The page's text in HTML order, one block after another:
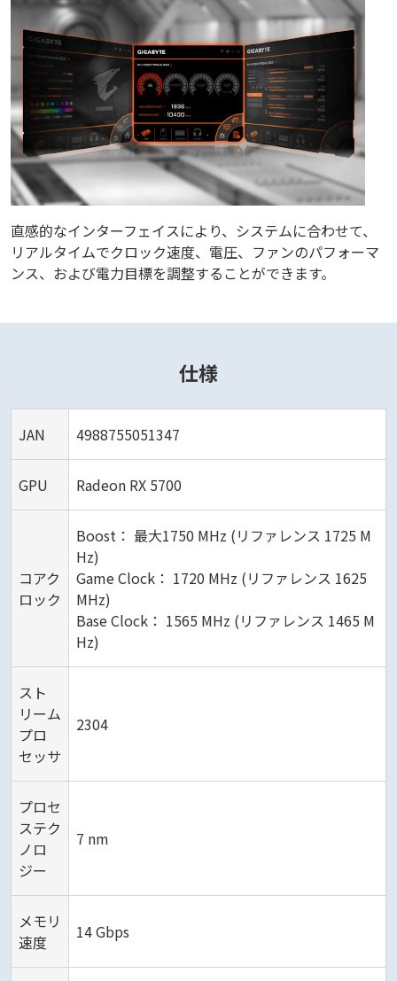
直感的なインターフェイスにより、システムに合わせて、
リアルタイムでクロック速度、電圧、ファンのパフォーマ
ンス、および電力目標を調整することができます。
仕様
JAN 4988755051347
GPU Radeon RX 5700
コアク
ロック
Boost： 最大1750 MHz (リファレンス 1725 M
Hz)
Game Clock： 1720 MHz (リファレンス 1625
MHz)
Base Clock： 1565 MHz (リファレンス 1465 M
Hz)
スト
リーム
プロ
セッサ
2304
プロセ
ステク
ノロ
ジー
7 nm
メモリ
速度
14 Gbps